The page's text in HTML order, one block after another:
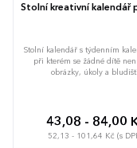
Stolní kreativní kalendář
Stolní kalendář s týdenním
při kterém se žádné dítě
obrázky, úkoly a bludišti.
43,08 - 84,00
52,13 - 101,64 Kč (s